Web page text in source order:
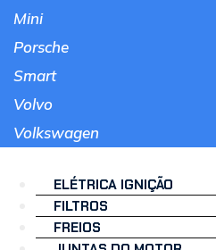
Mini
Porsche
Smart
Volvo
Volkswagen
ELÉTRICA IGNIÇÃO
FILTROS
FREIOS